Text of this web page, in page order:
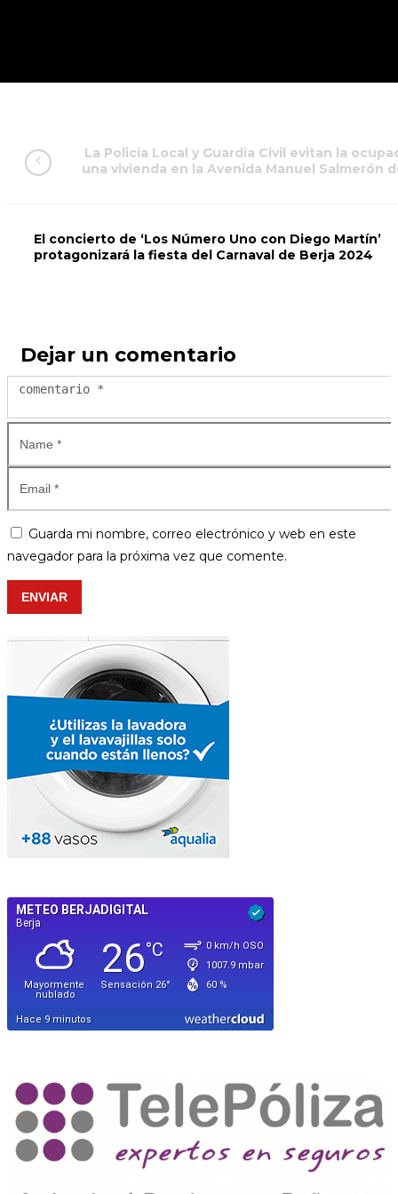
La Policía Local y Guardia Civil evitan la
una vivienda en la Avenida Manuel Salmerón
El concierto de ‘Los Número Uno con Diego Martín’
protagonizará la fiesta del Carnaval de Berja 2024
Dejar un comentario
Guarda mi nombre, correo electrónico y web en este
navegador para la próxima vez que comente.
ENVIAR